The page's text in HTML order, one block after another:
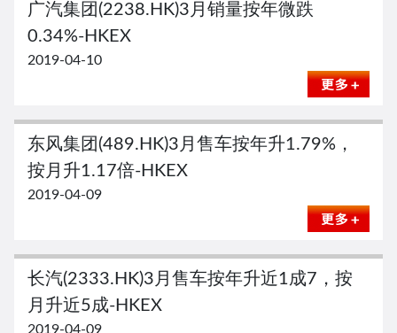
Facebook
广汽集团(2238.HK)3月销量按年微跌
0.34%-HKEX
2019-04-10
东风集团(489.HK)3月售车按年升1.79%，
按月升1.17倍-HKEX
2019-04-09
长汽(2333.HK)3月售车按年升近1成7，按
月升近5成-HKEX
2019-04-09